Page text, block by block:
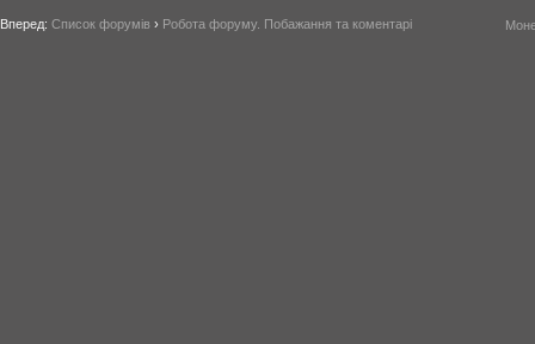
Вперед: Список форумів › Робота форуму. Побажання та коментарі